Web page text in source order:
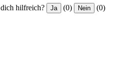
hilfreich? Ja (0) Nein (0)